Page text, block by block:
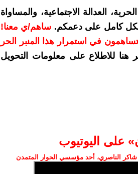
العدالة الاجتماعية، والمساواة
بشكل كامل على دعمكم. ساهم/ي معنا!
تساهمون في استمرار هذا المنبر الحر
هنا للاطلاع على معلومات التحويل
على اليوتيوب
الناصري، أحد مؤسسي الحوار المتمدن